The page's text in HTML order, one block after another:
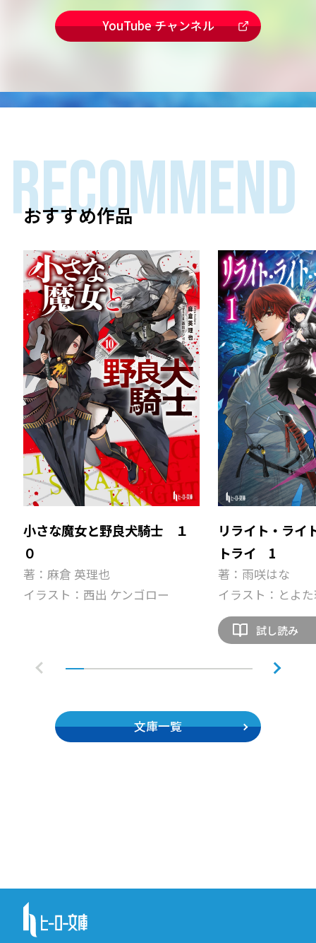
YouTube チャンネル
RECOMMEND
おすすめ作品
小さな魔女と野良犬騎士 １
０
著：麻倉 英理也
イラスト：西出 ケンゴロー
リライト・ライ
トライ 1
著：雨咲はな
イラスト：とよ
試し読み
文庫一覧